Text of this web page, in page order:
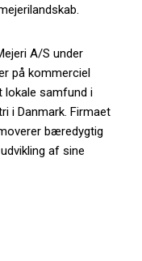
A/S under
på kommerciel
lokale samfund i
i Danmark. Firmaet
bæredygtig
af sine